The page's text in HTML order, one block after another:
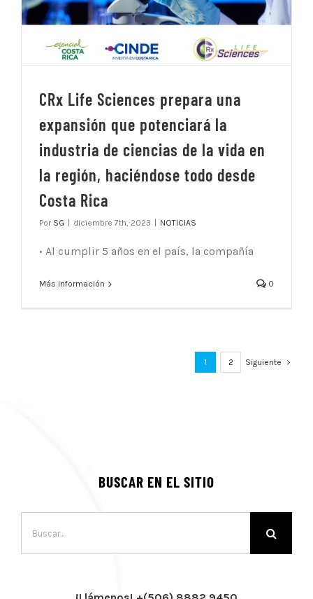
CRx Life Sciences prepara una
expansión que potenciará la
industria de ciencias de la vida en
la región, haciéndose todo desde
Costa Rica
Por SG diciembre 7th, 2023 NOTICIAS
• Al cumplir 5 años en el país, la compañía
Más información 0
1 2 Siguiente
BUSCAR EN EL SITIO